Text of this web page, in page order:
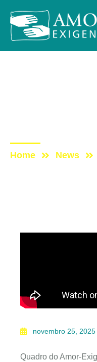
Home News
novembro 25, 2025
Quadro do Amor-